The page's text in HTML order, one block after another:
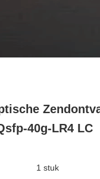
40g-LR4 LC
1 stuk